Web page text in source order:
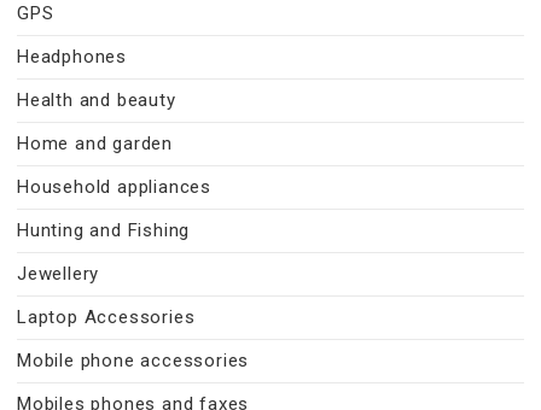
GPS
Headphones
Health and beauty
Home and garden
Household appliances
Hunting and Fishing
Jewellery
Laptop Accessories
Mobile phone accessories
Mobiles phones and faxes